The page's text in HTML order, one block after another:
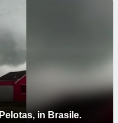
in Brasile.